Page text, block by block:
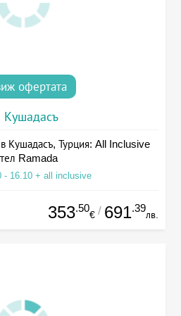
офертата
Кушадасъ
Кушадасъ, Турция: All Inclusive
Ramada
- 16.10 + all inclusive
353.50
€ / 691.39
лв.